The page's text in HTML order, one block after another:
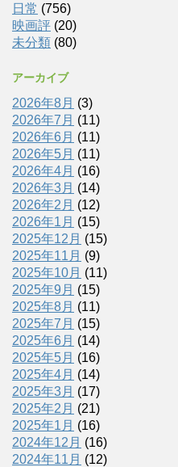
日常 (756)
映画評 (20)
未分類 (80)
アーカイブ
2026年8月 (3)
2026年7月 (11)
2026年6月 (11)
2026年5月 (11)
2026年4月 (16)
2026年3月 (14)
2026年2月 (12)
2026年1月 (15)
2025年12月 (15)
2025年11月 (9)
2025年10月 (11)
2025年9月 (15)
2025年8月 (11)
2025年7月 (15)
2025年6月 (14)
2025年5月 (16)
2025年4月 (14)
2025年3月 (17)
2025年2月 (21)
2025年1月 (16)
2024年12月 (16)
2024年11月 (12)